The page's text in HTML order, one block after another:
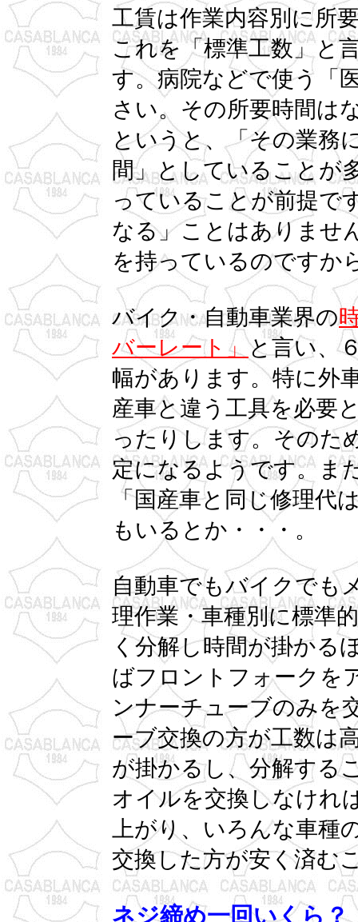
工賃は作業内容別に所
これを「標準工数」と
す。病院などで使う「
さい。その所要時間は
というと、「その業務
間」としていることが
っていることが前提で
なる」ことはありませ
を持っているのですか
バイク・自動車業界の
バーレート」と言い、
幅があります。特に外
産車と違う工具を必要
ったりします。そのた
定になるようです。ま
「国産車と同じ修理代
もいるとか・・・。
自動車でもバイクでも
理作業・車種別に標準
く分解し時間が掛かる
ばフロントフォークを
ンナーチューブのみを
ーブ交換の方が工数は
が掛かるし、分解する
オイルを交換しなけれ
上がり、いろんな車種
交換した方が安く済む
ネジ締め一回いくら？